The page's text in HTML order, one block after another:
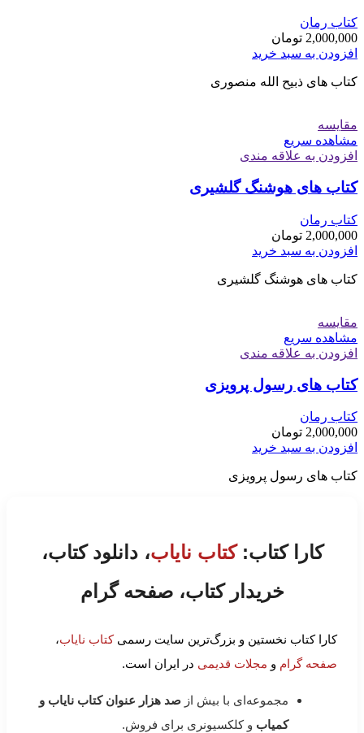
کتاب رمان
2,000,000 تومان
افزودن به سبد خرید
کتاب های ذبیح الله منصوری
مقایسه
مشاهده سریع
افزودن به علاقه مندی
کتاب های هوشنگ گلشیری
کتاب رمان
2,000,000 تومان
افزودن به سبد خرید
کتاب های هوشنگ گلشیری
مقایسه
مشاهده سریع
افزودن به علاقه مندی
کتاب های رسول پرویزی
کتاب رمان
2,000,000 تومان
افزودن به سبد خرید
کتاب های رسول پرویزی
کارا کتاب:کتاب نایاب، دانلود کتاب،
خریدار کتاب، صفحه گرام
کارا کتاب نخستین و بزرگ‌ترین سایت رسمیکتاب نایاب،
صفحه گرام و مجلات قدیمی در ایران است.
مجموعه‌ای با بیش از صد هزار عنوان کتاب نایاب و
کمیاب و کلکسیونری برای فروش.